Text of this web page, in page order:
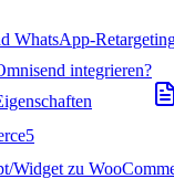
WhatsApp-
integrieren?
5
Widget zu